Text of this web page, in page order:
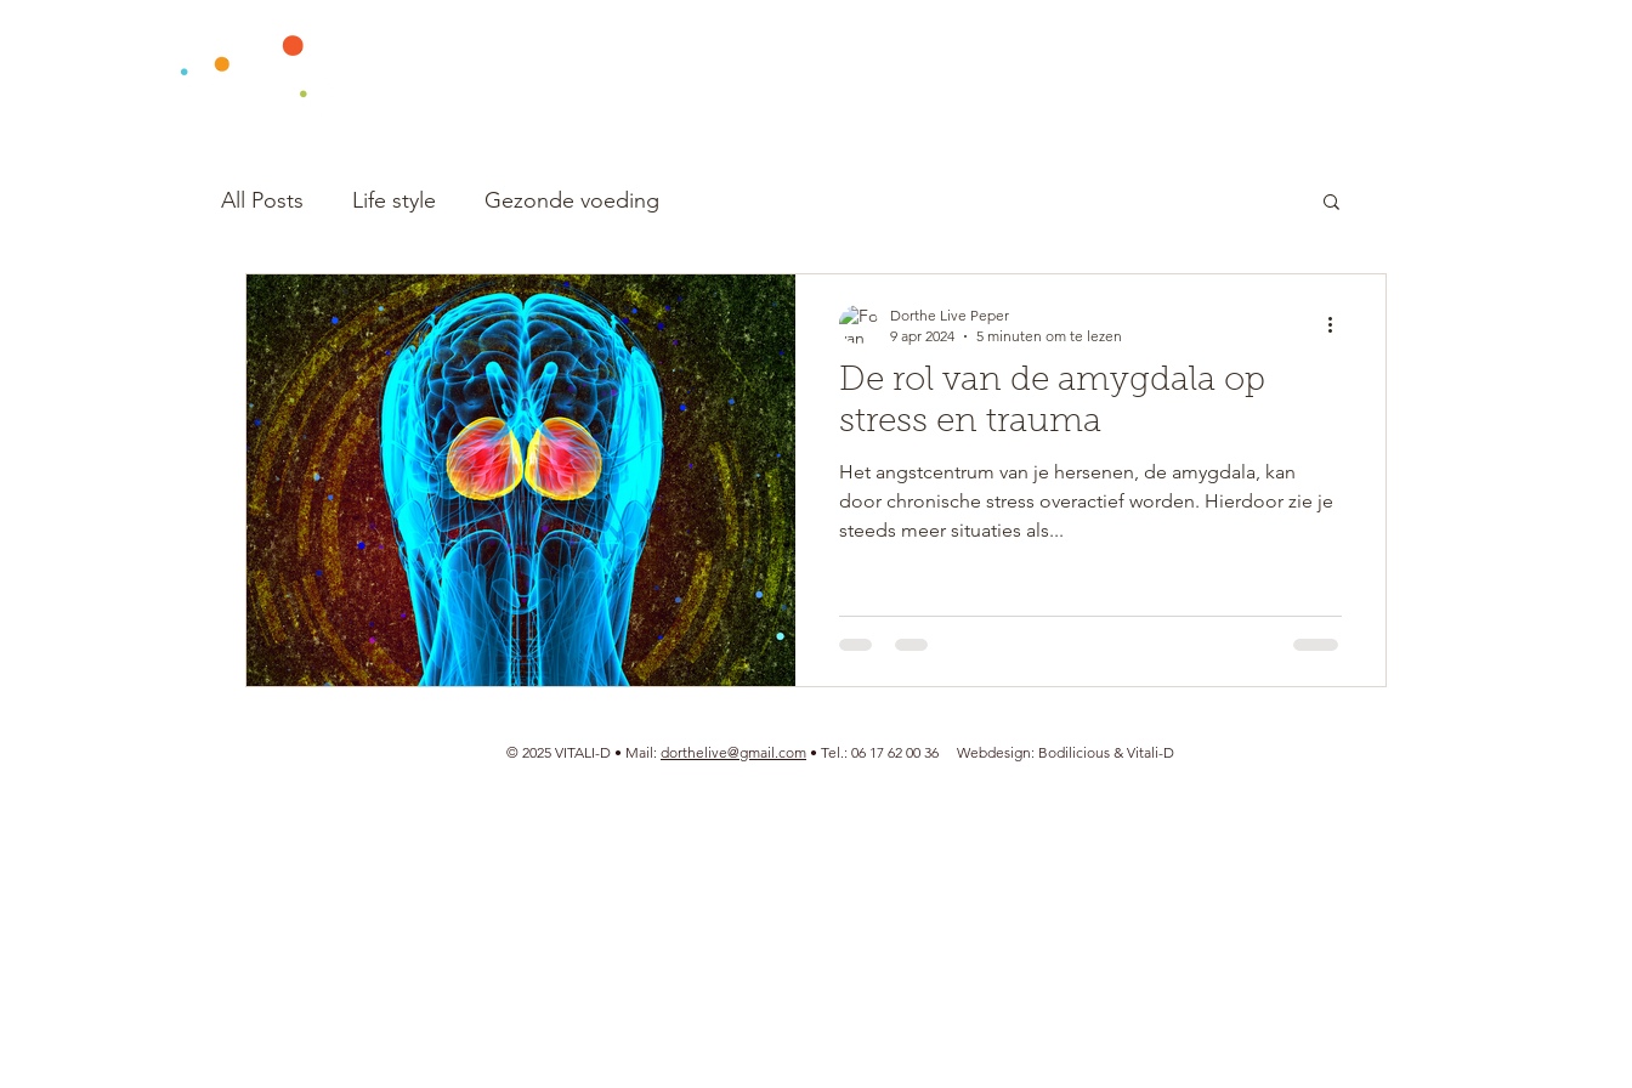
All Posts Life style Gezonde voeding
De rol van de amygdala op
stress en trauma
Het angstcentrum van je hersenen, de amygdala, kan
door chronische stress overactief worden. Hierdoor zie je
steeds meer situaties als...
Dorthe Live Peper
9 apr 2024
5 minuten om te lezen
© 2025 VITALI-D • Mail: dorthelive@gmail.com • Tel.: 06 17 62 00 36‬ Webdesign: Bodilicious & Vitali-D